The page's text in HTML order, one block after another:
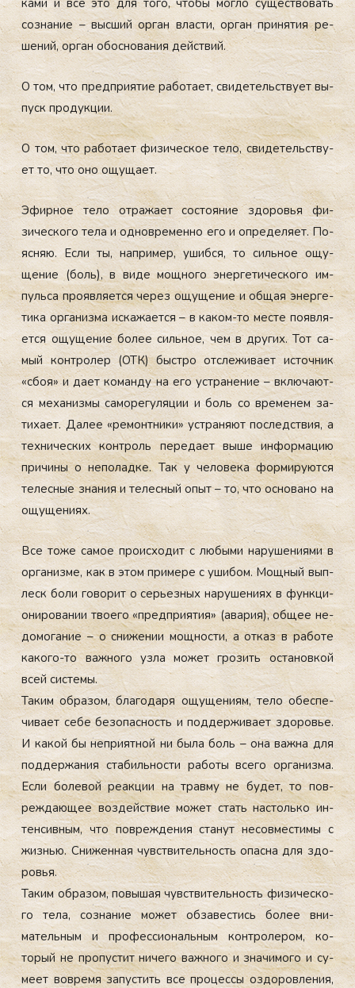
соз­на­ние – выс­ший ор­ган влас­ти, ор­ган при­нятия ре­
шений, ор­ган обос­но­вания дей­ствий.
О том, что пред­при­ятие ра­бота­ет, сви­детель­ству­ет вы­
пуск про­дук­ции.
О том, что ра­бота­ет фи­зичес­кое те­ло, сви­детель­ству­
ет то, что оно ощу­ща­ет.
Эфир­ное те­ло от­ра­жа­ет сос­то­яние здо­ровья фи­
зичес­ко­го те­ла и од­новре­мен­но его и оп­ре­деля­ет. По­
яс­няю. Ес­ли ты, нап­ри­мер, ушиб­ся, то силь­ное ощу­
щение (боль), в ви­де мощ­но­го энер­ге­тичес­ко­го им­
пуль­са про­яв­ля­ет­ся че­рез ощу­щение и об­щая энер­ге­
тика ор­га­низ­ма ис­ка­жа­ет­ся – в ка­ком-то мес­те по­яв­ля­
ет­ся ощу­щение бо­лее силь­ное, чем в дру­гих. Тот са­
мый кон­тро­лер (ОТК) быс­тро от­сле­жива­ет ис­точник
«сбоя» и да­ет ко­ман­ду на его ус­тра­нение – вклю­ча­ют­
ся ме­ханиз­мы са­море­гуля­ции и боль со вре­менем за­
тиха­ет. Да­лее «ре­мон­тни­ки» ус­тра­ня­ют пос­ледс­твия, а
тех­ни­чес­ких кон­троль пе­реда­ет вы­ше ин­форма­цию
при­чины о не­полад­ке. Так у че­лове­ка фор­ми­ру­ют­ся
те­лес­ные зна­ния и те­лес­ный опыт – то, что ос­но­вано на
ощу­щени­ях.
Все то­же са­мое про­ис­хо­дит с лю­быми на­руше­ни­ями в
ор­га­низ­ме, как в этом при­мере с уши­бом. Мощ­ный вып­
леск бо­ли го­ворит о серь­ез­ных на­руше­ни­ях в фун­кци­
они­рова­нии тво­его «пред­при­ятия» (ава­рия), об­щее не­
домо­гание – о сни­жении мощ­ности, а от­каз в ра­боте
ка­кого-то важ­но­го уз­ла мо­жет гро­зить ос­та­нов­кой
всей сис­те­мы.
Та­ким об­ра­зом, бла­года­ря ощу­щени­ям, те­ло обес­пе­
чива­ет се­бе бе­зопас­ность и под­держи­ва­ет здо­ровье.
И ка­кой бы неп­ри­ят­ной ни бы­ла боль – она важ­на для
под­держа­ния ста­биль­нос­ти ра­боты все­го ор­га­низ­ма.
Ес­ли бо­левой ре­ак­ции на трав­му не бу­дет, то пов­
режда­ющее воз­дей­ствие мо­жет стать нас­толь­ко ин­
тенсив­ным, что пов­режде­ния ста­нут не­сов­мести­мы с
жизнью. Сни­жен­ная чувс­тви­тель­ность опас­на для здо­
ровья.
Та­ким об­ра­зом, по­вышая чувс­тви­тель­ность фи­зичес­ко­
го те­ла, соз­на­ние мо­жет об­за­вес­тись бо­лее вни­
матель­ным и про­фес­си­ональ­ным кон­тро­лером, ко­
торый не про­пус­тит ни­чего важ­но­го и зна­чимо­го и су­
ме­ет вов­ре­мя за­пус­тить все про­цес­сы оз­до­ров­ле­ния,